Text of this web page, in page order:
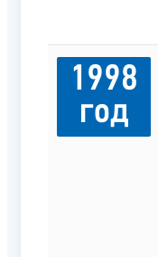
1998
год